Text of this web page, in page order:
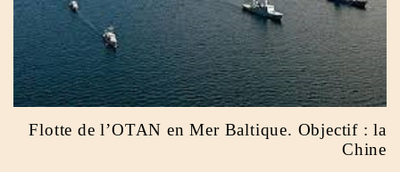
Flotte de l’OTAN en Mer Baltique. Objectif : la
Chine